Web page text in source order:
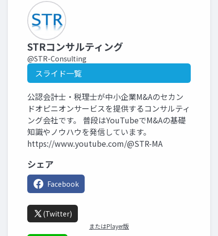
STRコンサルティング
@STR-Consulting
スライド一覧
公認会計士・税理士が中小企業M&Aのセカン
ドオピニオンサービスを提供するコンサルティ
ング会社です。 普段はYouTubeでM&Aの基礎
知識やノウハウを発信しています。
https://www.youtube.com/@STR-MA
シェア
Facebook
(Twitter)
またはPlayer版